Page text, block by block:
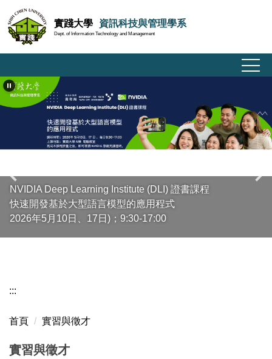
到
主
要
容
區
實踐大學 資訊科技與管理學系
Dept. of Information Technology and Management
NVIDIA Deep Learning Institute (DLI) 證書課程
快速開發基於大型語言模型的應用程式
2026年5月10日、17日)；9:30-17:00
:::
首頁 實習與徵才
實習與徵才